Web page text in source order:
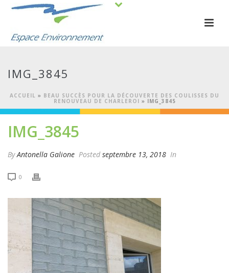
IMG_3845
ACCUEIL » BEAU SUCCÈS POUR LA DÉCOUVERTE DES COULISSES DU
RENOUVEAU DE CHARLEROI » IMG_3845
IMG_3845
ByAntonella Galione Posted septembre 13, 2018 In
0